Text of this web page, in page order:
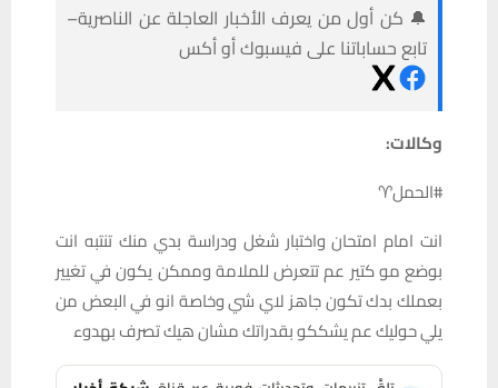
🔔 كن أول من يعرف الأخبار العاجلة عن الناصرية–
تابع حساباتنا على فيسبوك أو أكس
وكالات:
#الحمل♈️
انت امام امتحان واختبار شغل ودراسة بدي منك تنتبه انت
بوضع مو كتير عم تتعرض للملامة وممكن يكون في تغيير
بعملك بدك تكون جاهز لاي شي وخاصة انو في البعض من
يلي حوليك عم يشككو بقدراتك مشان هيك تصرف بهدوء